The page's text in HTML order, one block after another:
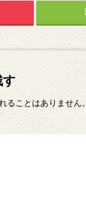
す
ることはありません。